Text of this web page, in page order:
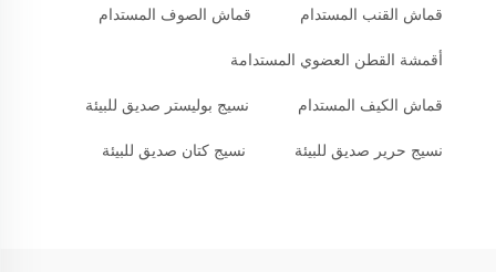
قماش القنب المستدام قماش الصوف المستدام
أقمشة القطن العضوي المستدامة
قماش الكيف المستدام نسيج بوليستر صديق للبيئة
نسيج حرير صديق للبيئة نسيج كتان صديق للبيئة